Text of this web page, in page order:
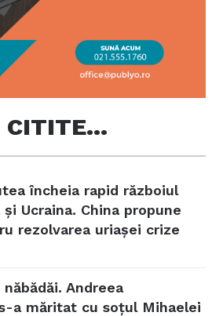
CITITE…
încheia rapid războiul
Ucraina. China propune
rezolvarea uriașei crize
Andreea
a măritat cu soțul Mihaelei